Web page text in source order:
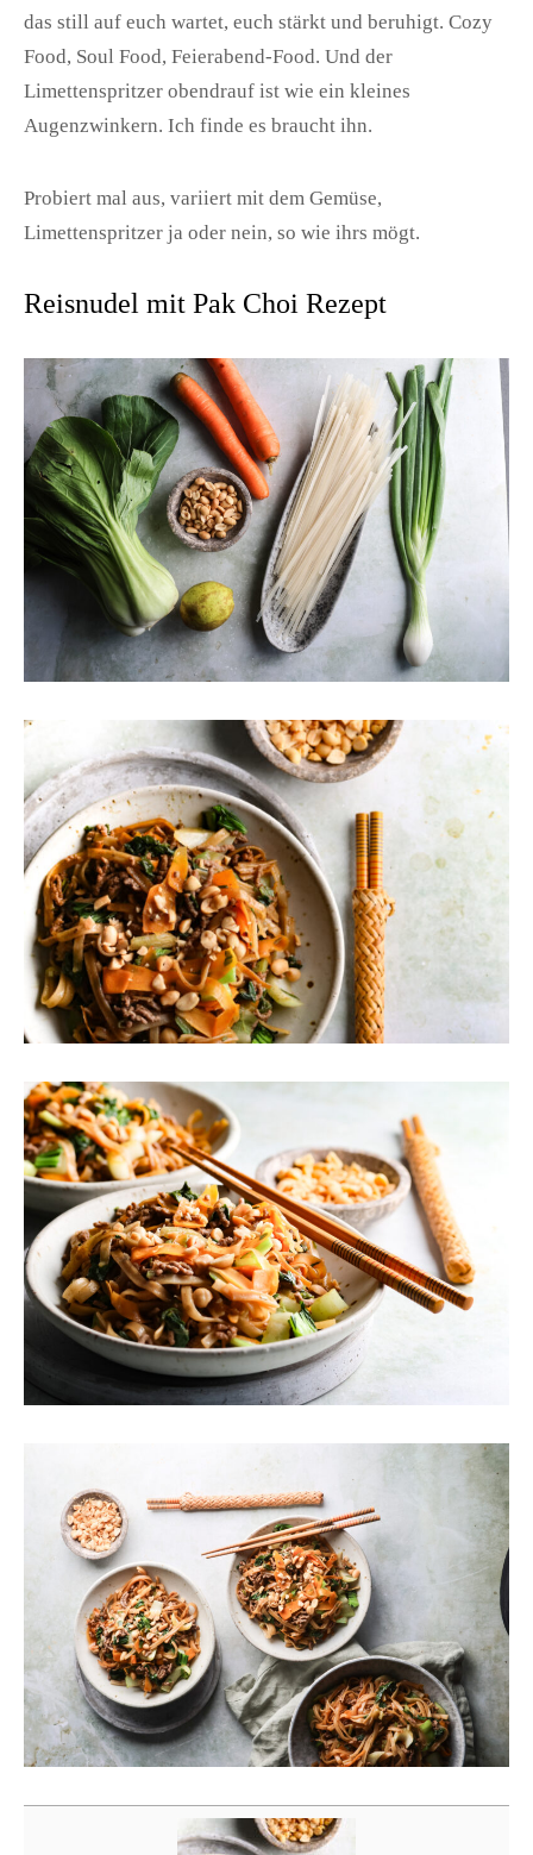
das still auf euch wartet, euch stärkt und beruhigt. Cozy
Food, Soul Food, Feierabend-Food. Und der
Limettenspritzer obendrauf ist wie ein kleines
Augenzwinkern. Ich finde es braucht ihn.
Probiert mal aus, variiert mit dem Gemüse,
Limettenspritzer ja oder nein, so wie ihrs mögt.
Reisnudel mit Pak Choi Rezept